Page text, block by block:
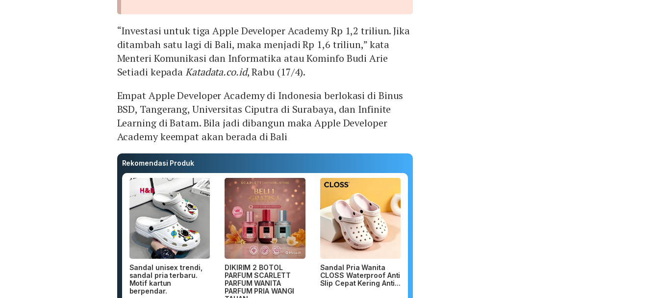
“Investasi untuk tiga Apple Developer Academy Rp 1,2 triliun. Jika
ditambah satu lagi di Bali, maka menjadi Rp 1,6 triliun,” kata
Menteri Komunikasi dan Informatika atau Kominfo Budi Arie
Setiadi kepadaKatadata.co.id, Rabu (17/4).
Empat Apple Developer Academy di Indonesia berlokasi di Binus
BSD, Tangerang, Universitas Ciputra di Surabaya, dan Infinite
Learning di Batam. Bila jadi dibangun maka Apple Developer
Academy keempat akan berada di Bali
Rekomendasi Produk
Sandal unisex trendi,
sandal pria terbaru.
Motif kartun
berpendar.
DIKIRIM 2 BOTOL
PARFUM SCARLETT
PARFUM WANITA
PARFUM PRIA WANGI
Sandal Pria Wanita
CLOSS Waterproof Anti
Slip Cepat Kering Anti...